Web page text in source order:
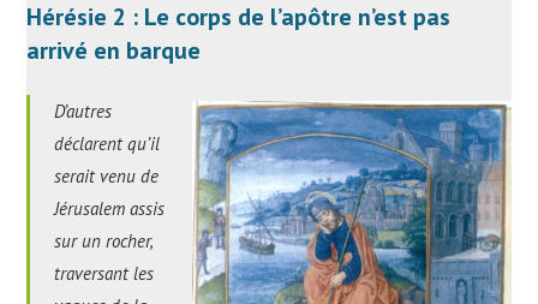
Hérésie 2 : Le corps de l’apôtre n’est pas
arrivé en barque
D’autres
déclarent qu’il
serait venu de
Jérusalem assis
sur un rocher,
traversant les